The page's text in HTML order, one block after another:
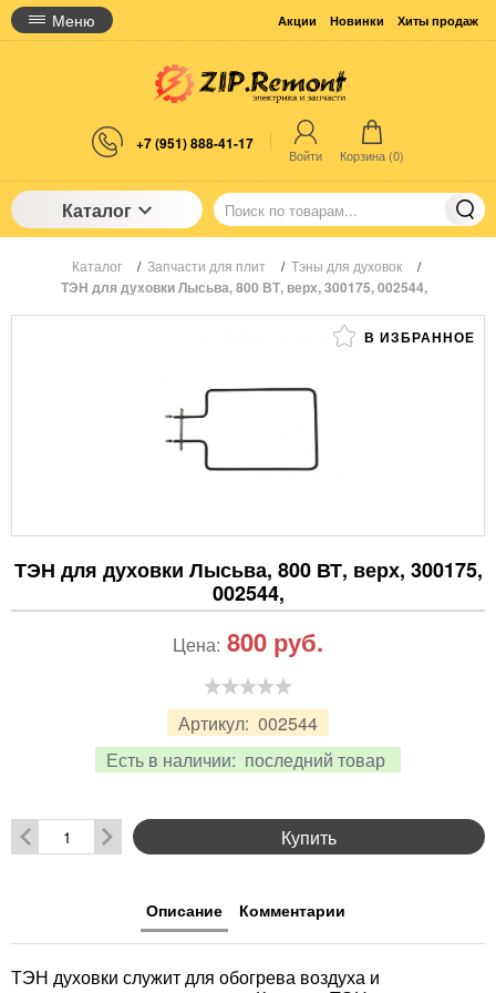
Меню Акции Новинки Хиты продаж
+7 (951) 888-41-17
Войти Корзина (0)
Каталог
Каталог / Запчасти для плит / Тэны для духовок /
ТЭН для духовки Лысьва, 800 ВТ, верх, 300175, 002544,
В ИЗБРАННОЕ
ТЭН для духовки Лысьва, 800 ВТ, верх, 300175,
002544,
Артикул: 002544
Есть в наличии: последний товар
Цена: 800 руб.
Купить
Описание Комментарии
ТЭН духовки служит для обогрева воздуха и